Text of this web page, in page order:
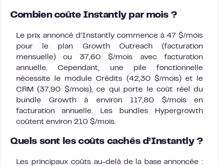
Combien coûte Instantly par mois ?
Le prix annoncé d’Instantly commence à 47 $/mois
pour le plan Growth Outreach (facturation
mensuelle) ou 37,60 $/mois avec facturation
annuelle. Cependant, une pile fonctionnelle
nécessite le module Crédits (42,30 $/mois) et le
CRM (37,90 $/mois), ce qui porte le coût réel du
bundle Growth à environ 117,80 $/mois en
facturation annuelle. Les bundles Hypergrowth
coûtent environ 210 $/mois.
Quels sont les coûts cachés d’Instantly ?
Les principaux coûts au-delà de la base annoncée :